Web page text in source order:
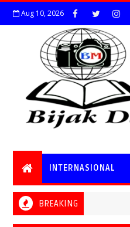
Aug 10, 2026
INTERNASIONAL
BREAKING